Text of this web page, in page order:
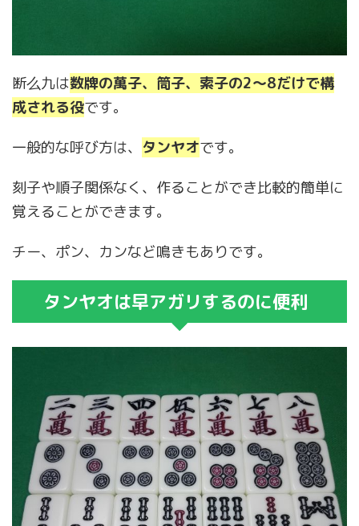
断么九は数牌の萬子、筒子、索子の2～8だけで構
成される役です。
一般的な呼び方は、 タンヤオです。
刻子や順子関係なく、作ることができ比較的簡単に
覚えることができます。
チー、ポン、カンなど鳴きもありです。
タンヤオは早アガリするのに便利